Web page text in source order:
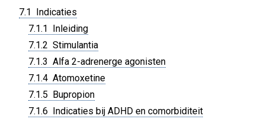
7.1 Indicaties
7.1.1 Inleiding
7.1.2 Stimulantia
7.1.3 Alfa 2-adrenerge agonisten
7.1.4 Atomoxetine
7.1.5 Bupropion
7.1.6 Indicaties bij ADHD en comorbiditeit